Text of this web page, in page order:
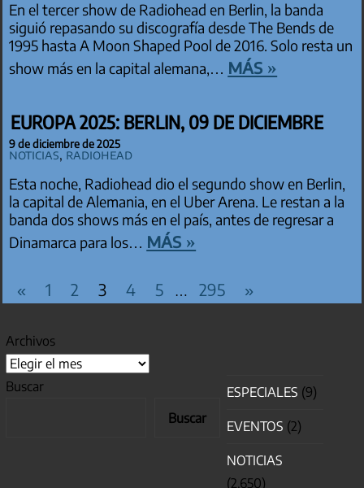
En el tercer show de Radiohead en Berlin, la banda
siguió repasando su discografía desde The Bends de
1995 hasta A Moon Shaped Pool de 2016. Solo resta un
show más en la capital alemana,… más »
EUROPA 2025: BERLIN, 09 DE DICIEMBRE
9 de diciembre de 2025
Noticias, Radiohead
Esta noche, Radiohead dio el segundo show en Berlin,
la capital de Alemania, en el Uber Arena. Le restan a la
banda dos shows más en el país, antes de regresar a
Dinamarca para los… más »
PAGINACIÓN DE ENTRADAS
« Entradas
1 2 3 4 5 … 295
Entradas
»
Archivos
Buscar
Buscar
ESPECIALES (9)
EVENTOS (2)
NOTICIAS
(2.650)